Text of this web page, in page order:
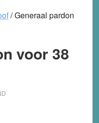
/Generaal pardon
voor 38